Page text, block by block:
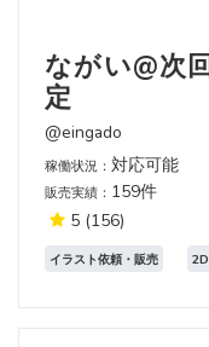
ながい@次
定
@eingado
稼働状況： 対応可能
販売実績： 159件
5 (156)
イラスト依頼・販売